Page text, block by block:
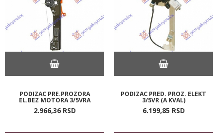
PODIZAC PRE.PROZORA
EL.BEZ MOTORA 3/5VRA
2.966,36 RSD
PODIZAC PRED. PROZ. ELEKT
3/5VR (A KVAL)
6.199,85 RSD